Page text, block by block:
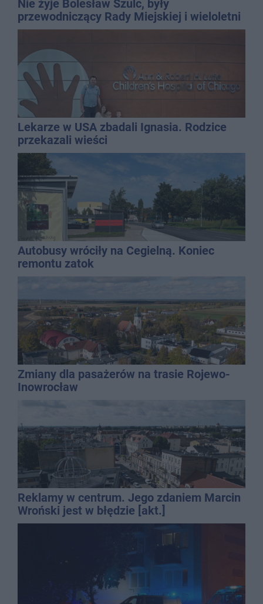
Nie żyje Bolesław Szulc, były
przewodniczący Rady Miejskiej i wieloletni
dyrektor SP 14
Lekarze w USA zbadali Ignasia. Rodzice
przekazali wieści
Autobusy wróciły na Cegielną. Koniec
remontu zatok
Zmiany dla pasażerów na trasie Rojewo-
Inowrocław
Reklamy w centrum. Jego zdaniem Marcin
Wroński jest w błędzie [akt.]